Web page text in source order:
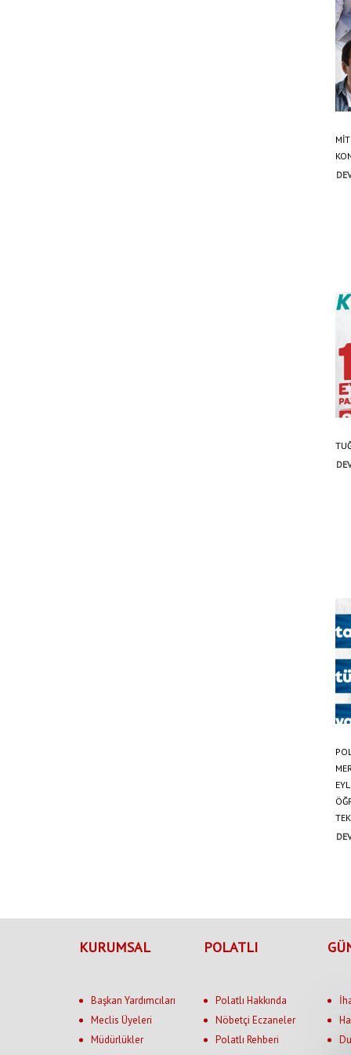
KURUMSAL
Başkan Yardımcıları
Meclis Üyeleri
Müdürlükler
POLATLI
Polatlı Hakkında
Nöbetçi Eczaneler
Polatlı Rehberi